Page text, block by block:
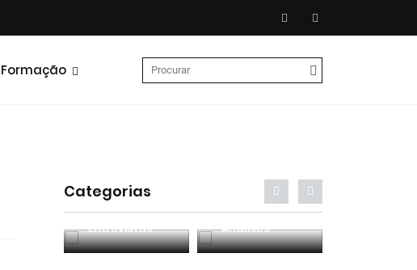
Formação
Categorias
Entrevistas Análises